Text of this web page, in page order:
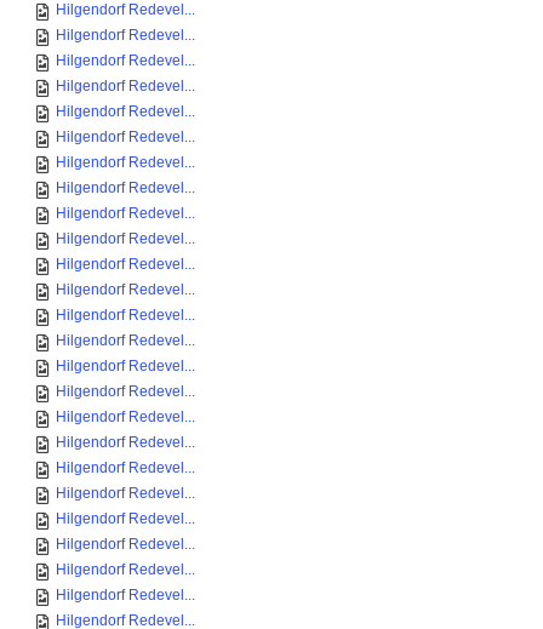
Hilgendorf Redevel...
Hilgendorf Redevel...
Hilgendorf Redevel...
Hilgendorf Redevel...
Hilgendorf Redevel...
Hilgendorf Redevel...
Hilgendorf Redevel...
Hilgendorf Redevel...
Hilgendorf Redevel...
Hilgendorf Redevel...
Hilgendorf Redevel...
Hilgendorf Redevel...
Hilgendorf Redevel...
Hilgendorf Redevel...
Hilgendorf Redevel...
Hilgendorf Redevel...
Hilgendorf Redevel...
Hilgendorf Redevel...
Hilgendorf Redevel...
Hilgendorf Redevel...
Hilgendorf Redevel...
Hilgendorf Redevel...
Hilgendorf Redevel...
Hilgendorf Redevel...
Hilgendorf Redevel...